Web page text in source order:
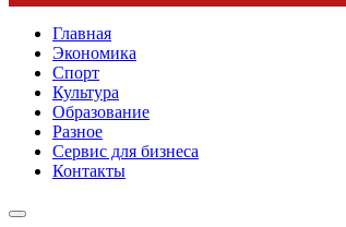
Главная
Экономика
Спорт
Культура
Образование
Разное
Сервис для бизнеса
Контакты